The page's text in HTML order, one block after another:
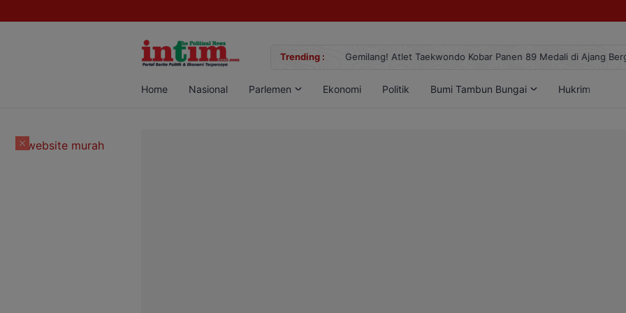
Trending :
Sabu di Pangkalan Bun, Dua Pelaku Diamankan Gemilang! Atlet Taekwondo Kobar Panen 89 Medali di Ajang
Home Nasional Parlemen Ekonomi Politik Bumi Tambun Bungai Hukrim